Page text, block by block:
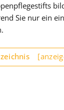
Sie nur ein